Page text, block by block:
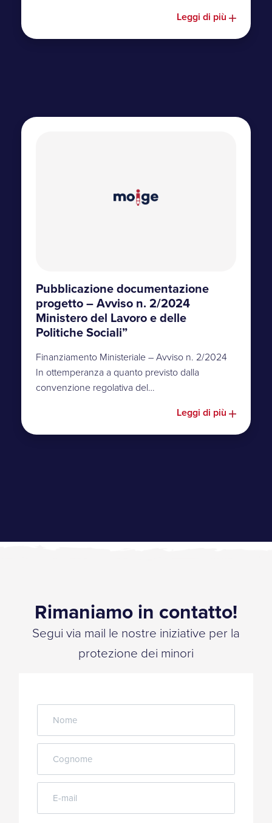
Leggi di più
Pubblicazione documentazione
progetto – Avviso n. 2/2024
Ministero del Lavoro e delle
Politiche Sociali”
Finanziamento Ministeriale – Avviso n. 2/2024
In ottemperanza a quanto previsto dalla
convenzione regolativa del…
Leggi di più
Rimaniamo in contatto!
Segui via mail le nostre iniziative per la
protezione dei minori